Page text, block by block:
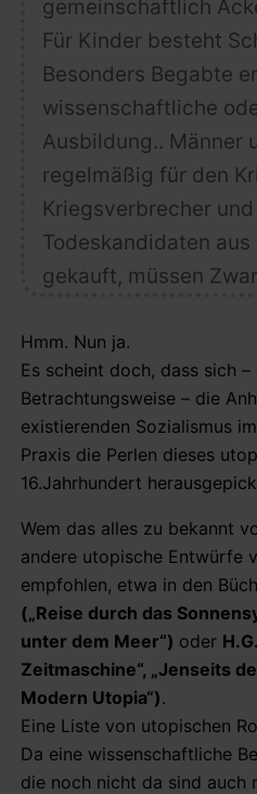
gemeinschaftlich
Für Kinder besteht
Besonders Begabte
wissenschaftliche
Ausbildung.. Männer
regelmäßig für den
Kriegsverbrecher
Todeskandidaten aus
gekauft, müssen
Hmm. Nun ja.
Es scheint doch, dass sich
Betrachtungsweise – die
existierenden Sozialismus
Praxis die Perlen dieses
16.Jahrhundert
Wem das alles zu bekannt
andere utopische Entwürfe
empfohlen, etwa in den
(„Reise durch das
unter dem Meer“) oder
Zeitmaschine“, „Jenseits
Modern Utopia“).
Eine Liste von utopischen
Da eine wissenschaftliche
die noch nicht da sind auch